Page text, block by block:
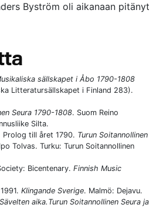
Byström oli aikanaan pitänyt
sällskapet i Åbo 1790-1808
Litteratursällskapet i Finland 283).
Seura 1790-1808. Suom Reino
Silta.
Prolog till året 1790. Turun Soitannollinen
Tolvas. Turku: Turun Soitannollinen
Bicentenary. Finnish Music
1991. Klingande Sverige. Malmö: Dejavu.
Sävelten aika.Turun Soitannollinen Seura ja